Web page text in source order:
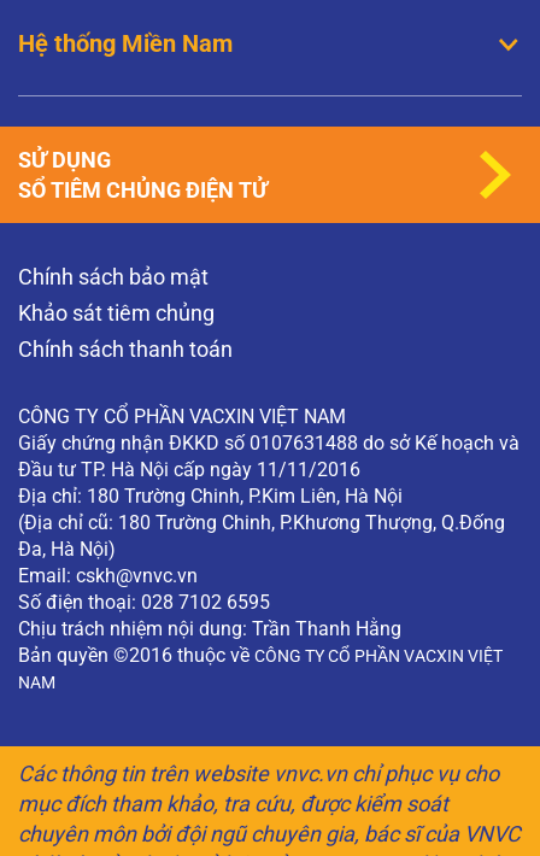
Hệ thống Miền Nam
Chính sách bảo mật
Khảo sát tiêm chủng
Chính sách thanh toán
CÔNG TY CỔ PHẦN VACXIN VIỆT NAM
Giấy chứng nhận ĐKKD số 0107631488 do sở Kế hoạch và
Đầu tư TP. Hà Nội cấp ngày 11/11/2016
Địa chỉ: 180 Trường Chinh, P.Kim Liên, Hà Nội
(Địa chỉ cũ: 180 Trường Chinh, P.Khương Thượng, Q.Đống
Đa, Hà Nội)
Email: cskh@vnvc.vn
Số điện thoại: 028 7102 6595
Chịu trách nhiệm nội dung: Trần Thanh Hằng
Bản quyền ©2016 thuộc về CÔNG TY CỔ PHẦN VACXIN VIỆT
NAM
SỬ DỤNG
SỔ TIÊM CHỦNG ĐIỆN TỬ
Các thông tin trên website vnvc.vn chỉ phục vụ cho
mục đích tham khảo, tra cứu, được kiểm soát
chuyên môn bởi đội ngũ chuyên gia, bác sĩ của VNVC